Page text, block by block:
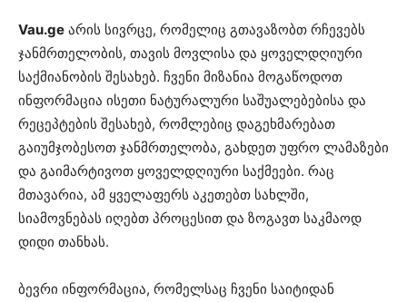
Vau.ge არის სივრცე, რომელიც გთავაზობთ რჩევებს
ჯანმრთელობის, თავის მოვლისა და ყოველდღიური
საქმიანობის შესახებ. ჩვენი მიზანია მოგაწოდოთ
ინფორმაცია ისეთი ნატურალური საშუალებებისა და
რეცეპტების შესახებ, რომლებიც დაგეხმარებათ
გაიუმჯობესოთ ჯანმრთელობა, გახდეთ უფრო ლამაზები
და გაიმარტივოთ ყოველდღიური საქმეები. რაც
მთავარია, ამ ყველაფერს აკეთებთ სახლში,
სიამოვნებას იღებთ პროცესით და ზოგავთ საკმაოდ
დიდი თანხას.
ბევრი ინფორმაცია, რომელსაც ჩვენი საიტიდან